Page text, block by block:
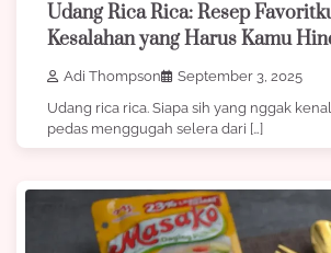
Udang Rica Rica: Resep
Kesalahan yang Harus Kamu
Adi Thompson
September 3, 2025
Udang rica rica. Siapa sih yang nggak
pedas menggugah selera dari […]